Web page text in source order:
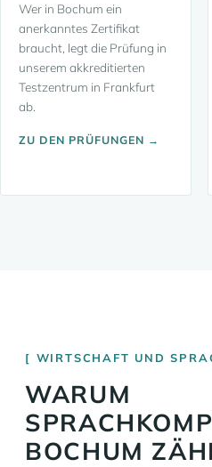
Wer in Bochum ein
anerkanntes Zertifikat
braucht, legt die Prüfung in
unserem akkreditierten
Testzentrum in Frankfurt
ab.
ZU DEN PRÜFUNGEN →
WIRTSCHAFT UND
WARUM
BOCHUM